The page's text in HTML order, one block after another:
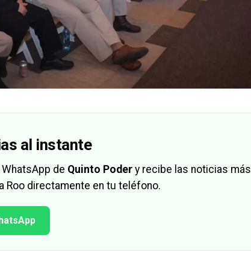
al instante
de Quinto Poder y recibe las noticias más
Roo directamente en tu teléfono.